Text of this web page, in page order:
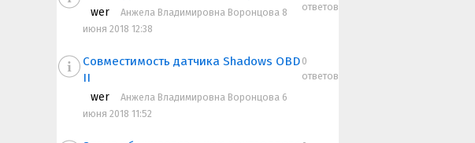
wer
Анжела Владимировна Воронцова 8
июня 2018 12:38
ответов
Совместимость датчика Shadows OBD
II
wer
Анжела Владимировна Воронцова 6
июня 2018 11:52
0
ответов